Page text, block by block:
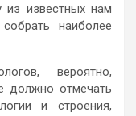
из известных нам
наиболее
вероятно,
должно отмечать
и строения,